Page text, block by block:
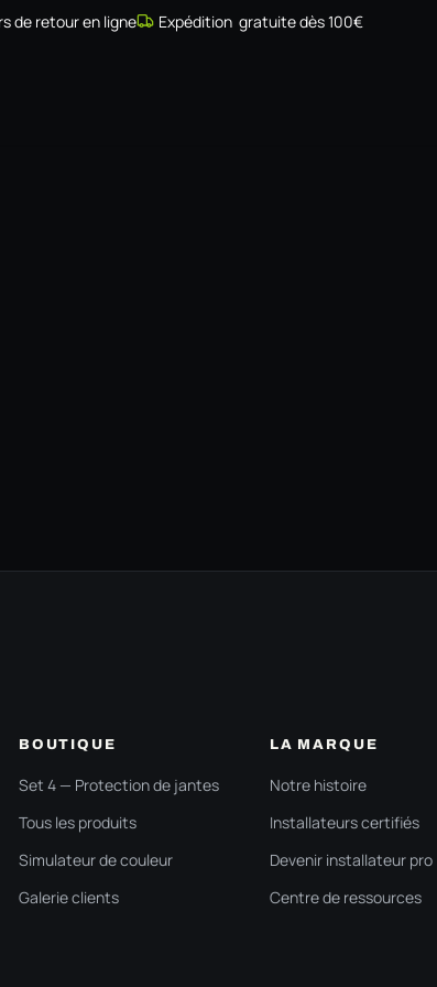
de retour en ligne Expédition gratuite dès 100€
BOUTIQUE
Set 4 — Protection de jantes
Tous les produits
Simulateur de couleur
Galerie clients
LA MARQUE
Notre histoire
Installateurs certifiés
Devenir installateur pro
Centre de ressources